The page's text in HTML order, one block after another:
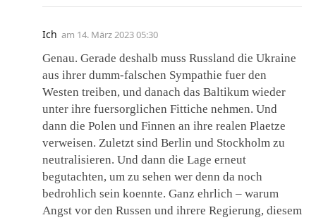
Ich am 14. März 2023 05:30
Genau. Gerade deshalb muss Russland die Ukraine
aus ihrer dumm-falschen Sympathie fuer den
Westen treiben, und danach das Baltikum wieder
unter ihre fuersorglichen Fittiche nehmen. Und
dann die Polen und Finnen an ihre realen Plaetze
verweisen. Zuletzt sind Berlin und Stockholm zu
neutralisieren. Und dann die Lage erneut
begutachten, um zu sehen wer denn da noch
bedrohlich sein koennte. Ganz ehrlich – warum
Angst vor den Russen und ihrere Regierung, diesem